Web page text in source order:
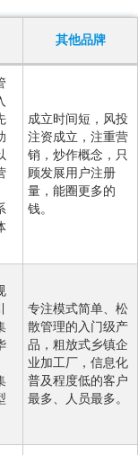
其他品牌
成立时间短，风投
注资成立，注重营
销，炒作概念，只
顾发展用户注册
量，能圈更多的
钱。
专注模式简单、松
散管理的入门级产
品，粗放式乡镇企
业加工厂，信息化
普及程度低的客户
最多、人员最多。